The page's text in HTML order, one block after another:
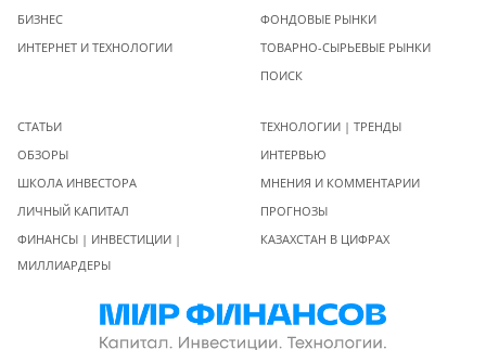
БИЗНЕС
ИНТЕРНЕТ И ТЕХНОЛОГИИ
ФОНДОВЫЕ РЫНКИ
ТОВАРНО-СЫРЬЕВЫЕ РЫНКИ
ПОИСК
СТАТЬИ
ОБЗОРЫ
ШКОЛА ИНВЕСТОРА
ЛИЧНЫЙ КАПИТАЛ
ФИНАНСЫ | ИНВЕСТИЦИИ |
МИЛЛИАРДЕРЫ
ТЕХНОЛОГИИ | ТРЕНДЫ
ИНТЕРВЬЮ
МНЕНИЯ И КОММЕНТАРИИ
ПРОГНОЗЫ
КАЗАХСТАН В ЦИФРАХ